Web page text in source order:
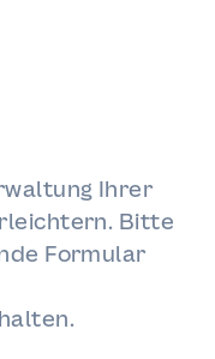
Ihrer
Bitte
Formular